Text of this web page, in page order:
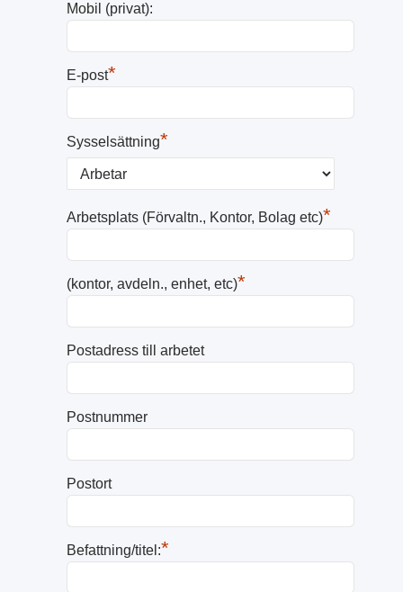
Mobil (privat):
E-post*
Sysselsättning*
Arbetsplats (Förvaltn., Kontor, Bolag etc)*
(kontor, avdeln., enhet, etc)*
Postadress till arbetet
Postnummer
Postort
Befattning/titel:*